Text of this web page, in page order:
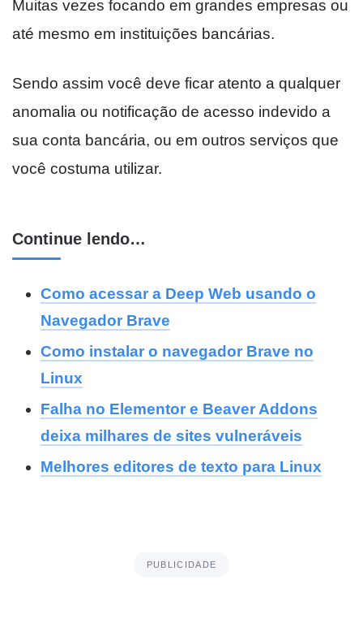
Muitas vezes focando em grandes empresas ou
até mesmo em instituições bancárias.
Sendo assim você deve ficar atento a qualquer
anomalia ou notificação de acesso indevido a
sua conta bancária, ou em outros serviços que
você costuma utilizar.
Continue lendo…
Como acessar a Deep Web usando o
Navegador Brave
Como instalar o navegador Brave no
Linux
Falha no Elementor e Beaver Addons
deixa milhares de sites vulneráveis
Melhores editores de texto para Linux
PUBLICIDADE